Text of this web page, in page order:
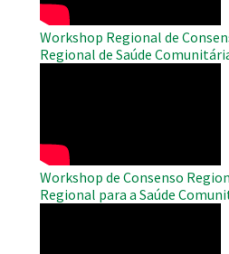
Workshop Regional de
Regional de Saúde
Workshop de Consenso
Regional para a Saúde